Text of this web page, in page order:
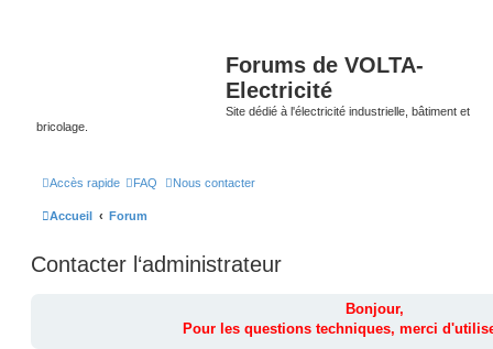
Forums de VOLTA-
Electricité
Site dédié à l'électricité industrielle, bâtiment et
bricolage.
Accès rapide FAQ Nous contacter
Accueil Forum
Contacter l‘administrateur
Bonjour,
Pour les questions techniques, merci